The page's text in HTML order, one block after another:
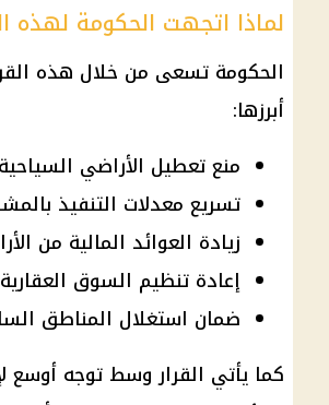
لماذا اتجهت الحكومة لهذه
الحكومة تسعى من خلال هذه
أبرزها:
منع تعطيل الأراضي
تسريع معدلات التنفيذ
زيادة العوائد المالية من
إعادة تنظيم السوق
ضمان استغلال المناطق
كما يأتي القرار وسط توجه أوسع